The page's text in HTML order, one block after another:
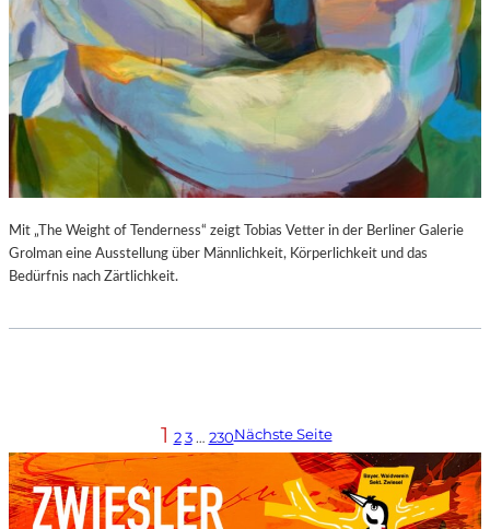
Mit „The Weight of Tenderness“ zeigt Tobias Vetter in der Berliner Galerie
Grolman eine Ausstellung über Männlichkeit, Körperlichkeit und das
Bedürfnis nach Zärtlichkeit.
1 2 3 … 230Nächste Seite